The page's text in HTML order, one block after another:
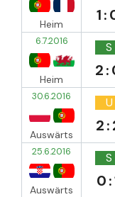
Heim
6.7.2016
Heim
S
30.6.2016
Auswärts
U
25.6.2016
Auswärts
S